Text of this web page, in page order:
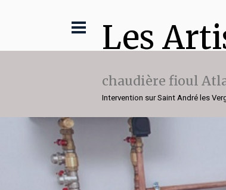
Les
chaudière fioul
Intervention sur Saint André les